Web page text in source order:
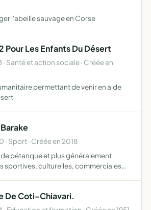
l'abeille sauvage en Corse
Pour Les Enfants Du Désert
· Santé et action sociale · Créée en
permettant de venir en aide
· Sport · Créée en 2018
pétanque et plus généralement
sportives, culturelles, commerciales
De Coti-Chiavari.